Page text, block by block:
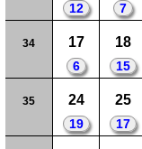
12 7
34 17
6
18
15
35 24
19
25
17